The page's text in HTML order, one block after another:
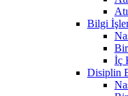
Bilgi
İç
Disiplin